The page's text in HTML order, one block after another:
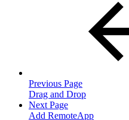
Previous Page
Drag and Drop
Next Page
Add RemoteApp